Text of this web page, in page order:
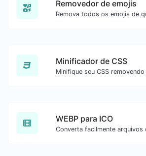
Removedor de emojis
Minificador de CSS
WEBP para ICO